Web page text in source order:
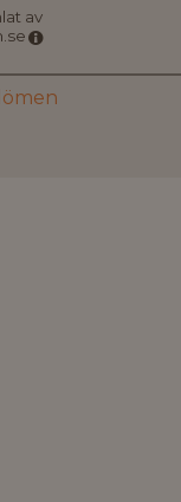
av